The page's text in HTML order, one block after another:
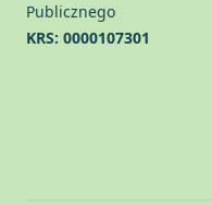
Publicznego
KRS: 0000107301